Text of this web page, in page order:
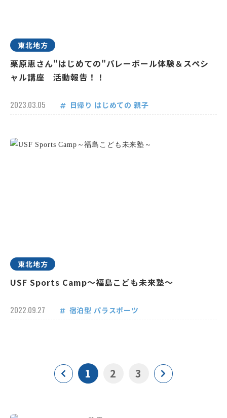
東北地方
栗原恵さん"はじめての"バレーボール体験＆スペシ
ャル講座 活動報告！！
2023.03.05 日帰り はじめての 親子
東北地方
USF Sports Camp～福島こども未来塾～
2022.09.27 宿泊型 パラスポーツ
1 2 3